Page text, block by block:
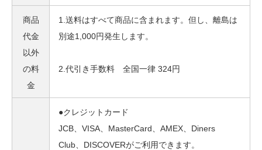
商品
代金
以外
の料
金
1.送料はすべて商品に含まれます。但し、離島は
別途1,000円発生します。
2.代引き手数料 全国一律 324円
●クレジットカード
JCB、VISA、MasterCard、AMEX、Diners
Club、DISCOVERがご利用できます。